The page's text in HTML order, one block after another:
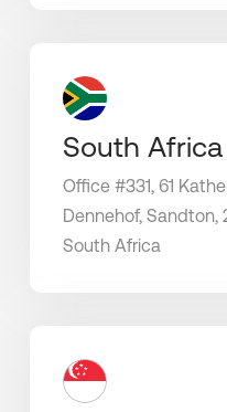
South Africa
Office #331, 61
Dennehof, Sandton,
South Africa